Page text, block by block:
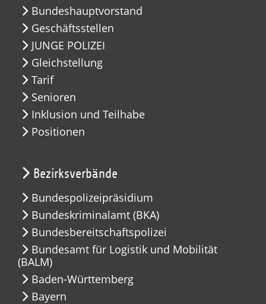
Bundeshauptvorstand
Geschäftsstellen
JUNGE POLIZEI
Gleichstellung
Tarif
Senioren
Inklusion und Teilhabe
Positionen
Bezirksverbände
Bundespolizeipräsidium
Bundeskriminalamt (BKA)
Bundesbereitschaftspolizei
Bundesamt für Logistik und Mobilität
(BALM)
Baden-Württemberg
Bayern